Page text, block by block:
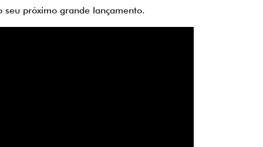
próximo grande lançamento.